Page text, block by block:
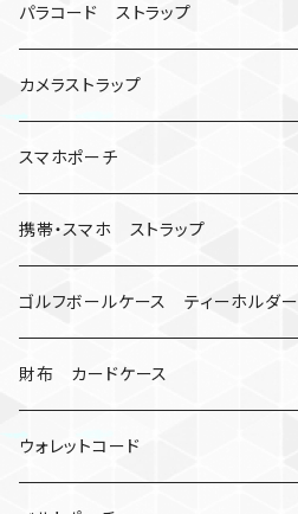
シャックル
数珠
ベルトループ
クボタン
キーケース
人形
忍者
ミイラ
キャンプ道具
ナット
レザーマン
iPhone
カナビラウォッチ
腕時計
アップルウォッチ
バックル
マッドマックス
パラコード ストラップ
サバイバルツール
カメラストラップ
スマホポーチ
携帯・スマホ ストラップ
ネックストラップ・ショルダーストラップ
ハンドストラップ
リングストラップ
ゴルフボールケース ティーホルダー
ゴルフマーカー
ゴルフボールケース
財布 カードケース
コインケース
ウォレットコード